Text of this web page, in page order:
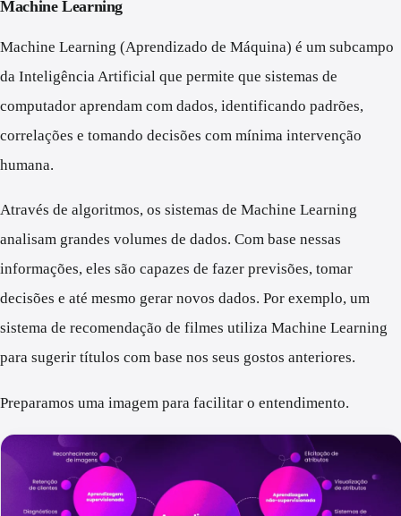
Machine Learning
Machine Learning (Aprendizado de Máquina) é um subcampo
da Inteligência Artificial que permite que sistemas de
computador aprendam com dados, identificando padrões,
correlações e tomando decisões com mínima intervenção
humana.
Através de algoritmos, os sistemas de Machine Learning
analisam grandes volumes de dados. Com base nessas
informações, eles são capazes de fazer previsões, tomar
decisões e até mesmo gerar novos dados. Por exemplo, um
sistema de recomendação de filmes utiliza Machine Learning
para sugerir títulos com base nos seus gostos anteriores.
Preparamos uma imagem para facilitar o entendimento.